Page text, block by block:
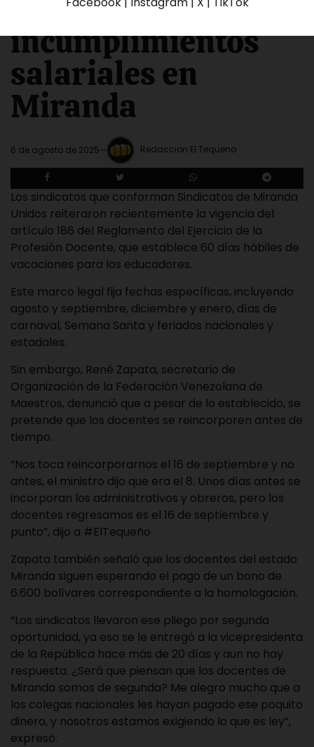
denuncian
incumplimientos
salariales en
Miranda
6 de agosto de 2025 Redaccion El Tequeno
Los sindicatos que conforman Sindicatos de Miranda
Unidos reiteraron recientemente la vigencia del
artículo 186 del Reglamento del Ejercicio de la
Profesión Docente, que establece 60 días hábiles de
vacaciones para los educadores.
Este marco legal fija fechas específicas, incluyendo
agosto y septiembre, diciembre y enero, días de
carnaval, Semana Santa y feriados nacionales y
estadales.
Sin embargo, René Zapata, secretario de
Organización de la Federación Venezolana de
Maestros, denunció que a pesar de lo establecido, se
pretende que los docentes se reincorporen antes de
tiempo.
“Nos toca reincorporarnos el 16 de septiembre y no
antes, el ministro dijo que era el 8. Unos días antes se
incorporan los administrativos y obreros, pero los
docentes regresamos es el 16 de septiembre y
punto”, dijo a #ElTequeño
Zapata también señaló que los docentes del estado
Miranda siguen esperando el pago de un bono de
6.600 bolívares correspondiente a la homologación.
“Los sindicatos llevaron ese pliego por segunda
oportunidad, ya eso se le entregó a la vicepresidenta
de la República hace más de 20 días y aun no hay
respuesta. ¿Será que piensan que los docentes de
Miranda somos de segunda? Me alegro mucho que a
los colegas nacionales les hayan pagado ese poquito
dinero, y nosotros estamos exigiendo lo que es ley”,
expresó.